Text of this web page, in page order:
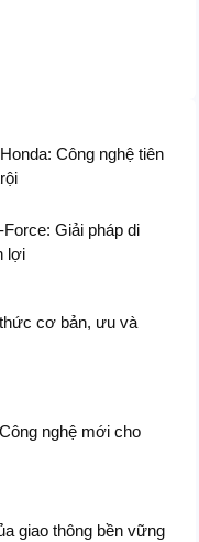
Công nghệ tiên
Giải pháp di
lợi
cơ bản, ưu và
nghệ mới cho
giao thông bền vững